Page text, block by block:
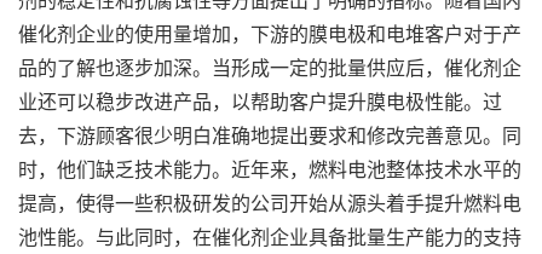
催化剂企业的使用量增加，下游的膜电极和电堆客户对于产
品的了解也逐步加深。当形成一定的批量供应后，催化剂企
业还可以稳步改进产品，以帮助客户提升膜电极性能。过
去，下游顾客很少明白准确地提出要求和修改完善意见。同
时，他们缺乏技术能力。近年来，燃料电池整体技术水平的
提高，使得一些积极研发的公司开始从源头着手提升燃料电
池性能。与此同时，在催化剂企业具备批量生产能力的支持